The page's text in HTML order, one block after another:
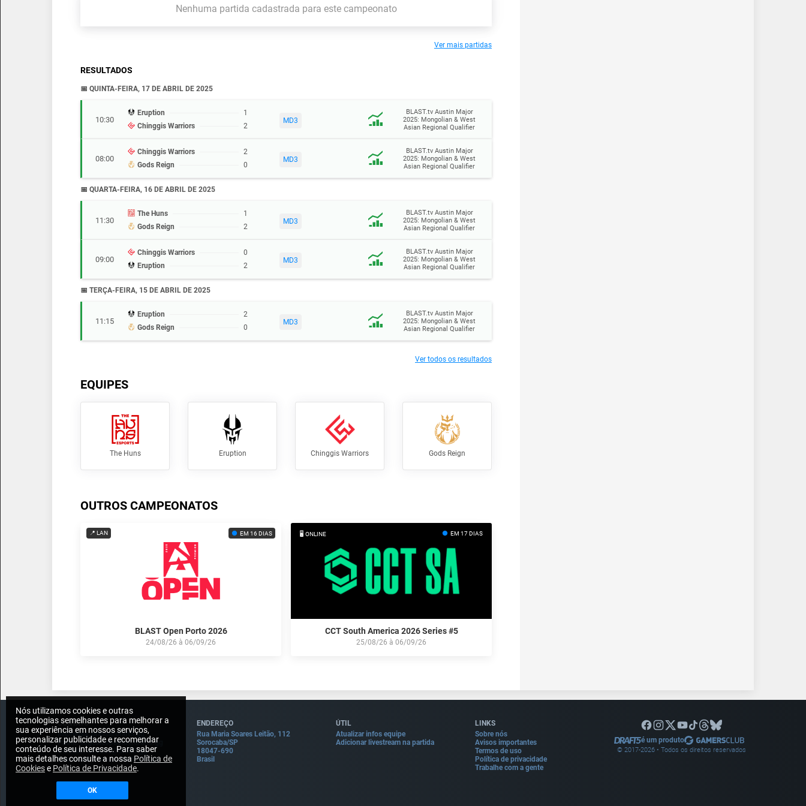
Nós utilizamos cookies e outras
tecnologias semelhantes para melhorar a
sua experiência em nossos serviços,
personalizar publicidade e recomendar
conteúdo de seu interesse. Para saber
mais detalhes consulte a nossa Política de
Cookiese Política de Privacidade.
OK
Nenhuma partida cadastrada para este campeonato
Ver mais partidas
RESULTADOS
📅 QUINTA-FEIRA, 17 DE ABRIL DE 2025
10:30
Eruption
1
Chinggis Warriors
2
MD3
BLAST.tv Austin Major
2025: Mongolian & West
Asian Regional Qualifier
08:00
Chinggis Warriors
2
Gods Reign
0
MD3
BLAST.tv Austin Major
2025: Mongolian & West
Asian Regional Qualifier
📅 QUARTA-FEIRA, 16 DE ABRIL DE 2025
11:30
The Huns
1
Gods Reign
2
MD3
BLAST.tv Austin Major
2025: Mongolian & West
Asian Regional Qualifier
09:00
Chinggis Warriors
0
Eruption
2
MD3
BLAST.tv Austin Major
2025: Mongolian & West
Asian Regional Qualifier
📅 TERÇA-FEIRA, 15 DE ABRIL DE 2025
11:15
Eruption
2
Gods Reign
0
MD3
BLAST.tv Austin Major
2025: Mongolian & West
Asian Regional Qualifier
Ver todos os resultados
EQUIPES
The Huns Eruption Chinggis Warriors Gods Reign
OUTROS CAMPEONATOS
EM 16 DIAS
📍 LAN
BLAST Open Porto 2026
24/08/26 à 06/09/26
EM 17 DIAS
🖥️ ONLINE
CCT South America 2026 Series #5
25/08/26 à 06/09/26
CONTATO
Imprensa: press@draft5.gg
Pauta: sugestaopauta@draft5.gg
Contato: contato@draft5.gg
Comercial: comercial@draft5.gg
ENDEREÇO
Rua Maria Soares Leitão, 112
Sorocaba/SP
18047-690
Brasil
ÚTIL
Atualizar infos equipe
Adicionar livestream na partida
LINKS
Sobre nós
Avisos importantes
Termos de uso
Política de privacidade
Trabalhe com a gente
é um produto
© 2017-2026• Todos os direitos reservados